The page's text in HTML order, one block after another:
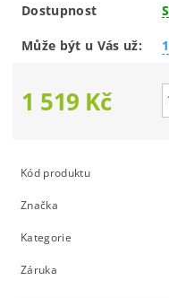
Dostupnost
Může být u Vás už:
1 519 Kč
Kód produktu
Značka
Kategorie
Záruka